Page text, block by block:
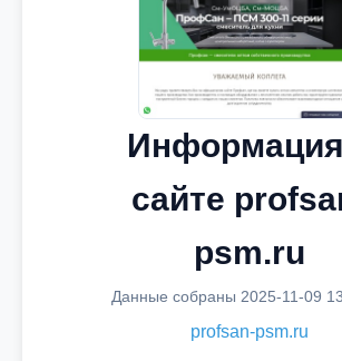
сайте
psm.ru
Данные собраны 2025-11-09
profsan-psm.ru